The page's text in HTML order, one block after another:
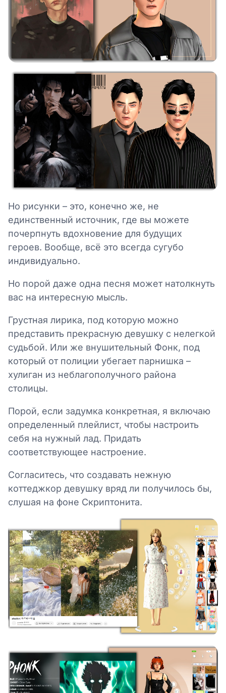
Но рисунки – это, конечно же, не
единственный источник, где вы можете
почерпнуть вдохновение для будущих
героев. Вообще, всё это всегда сугубо
индивидуально.
Но порой даже одна песня может натолкнуть
вас на интересную мысль.
Грустная лирика, под которую можно
представить прекрасную девушку с нелегкой
судьбой. Или же внушительный Фонк, под
который от полиции убегает парнишка –
хулиган из неблагополучного района
столицы.
Порой, если задумка конкретная, я включаю
определенный плейлист, чтобы настроить
себя на нужный лад. Придать
соответствующее настроение.
Согласитесь, что создавать нежную
коттеджкор девушку вряд ли получилось бы,
слушая на фоне Скриптонита.